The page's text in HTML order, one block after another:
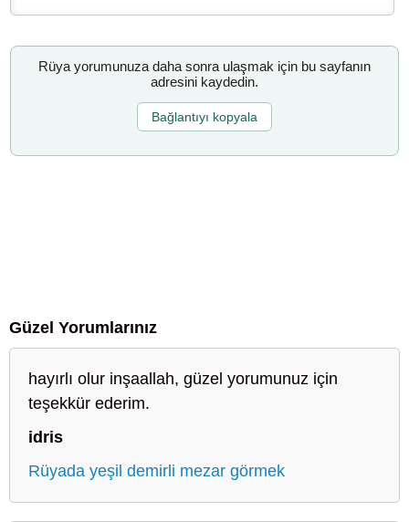
Rüya yorumunuza daha sonra ulaşmak için bu sayfanın
adresini kaydedin.
Bağlantıyı kopyala
Güzel Yorumlarınız
hayırlı olur inşaallah, güzel yorumunuz için
teşekkür ederim.
idris
Rüyada yeşil demirli mezar görmek